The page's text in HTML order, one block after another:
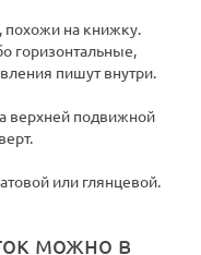
на книжку.
горизонтальные,
пишут внутри.
верхней подвижной
или глянцевой.
можно в